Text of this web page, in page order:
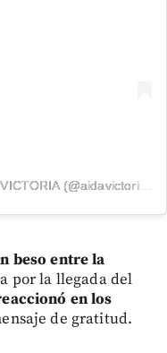
Una publicación compartida por AIDA VICTORIA (@aidavictoriam)
beso entre la
por la llegada del
en los
de gratitud.